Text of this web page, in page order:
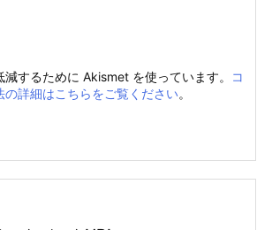
するために Akismet を使っています。
コ
の詳細はこちらをご覧ください。